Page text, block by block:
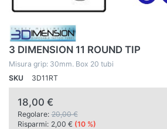
3 DIMENSION 11 ROUND TIP
Misura grip: 30mm. Box 20 tubi
SKU
3D11RT
18,00 €
Regolare: 20,00 €
Risparmi: 2,00 € (10 %)